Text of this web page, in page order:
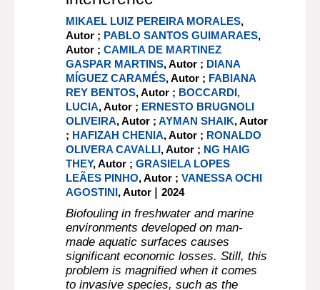
MIKAEL LUIZ PEREIRA MORALES,
Autor ; PABLO SANTOS GUIMARAES,
Autor ;CAMILA DE MARTINEZ
GASPAR MARTINS, Autor ; DIANA
MÍGUEZ CARAMÉS, Autor ; FABIANA
REY BENTOS, Autor ; BOCCARDI,
LUCIA, Autor ; ERNESTO BRUGNOLI
OLIVEIRA, Autor ;AYMAN SHAIK, Autor
; HAFIZAH CHENIA, Autor ; RONALDO
OLIVERA CAVALLI, Autor ; NG HAIG
THEY, Autor ;GRASIELA LOPES
LEÃES PINHO, Autor ;VANESSA OCHI
AGOSTINI, Autor |2024
Biofouling in freshwater and marine
environments developed on man-
made aquatic surfaces causes
significant economic losses. Still, this
problem is magnified when it comes
to invasive species, such as the